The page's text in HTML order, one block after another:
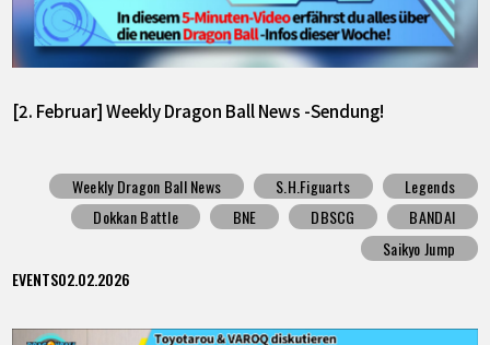
[2. Februar] Weekly Dragon Ball News -Sendung!
Weekly Dragon Ball News S.H.Figuarts
Legends
Dokkan Battle
BNE DBSCG
BANDAI
Saikyo Jump
EVENTS02.02.2026